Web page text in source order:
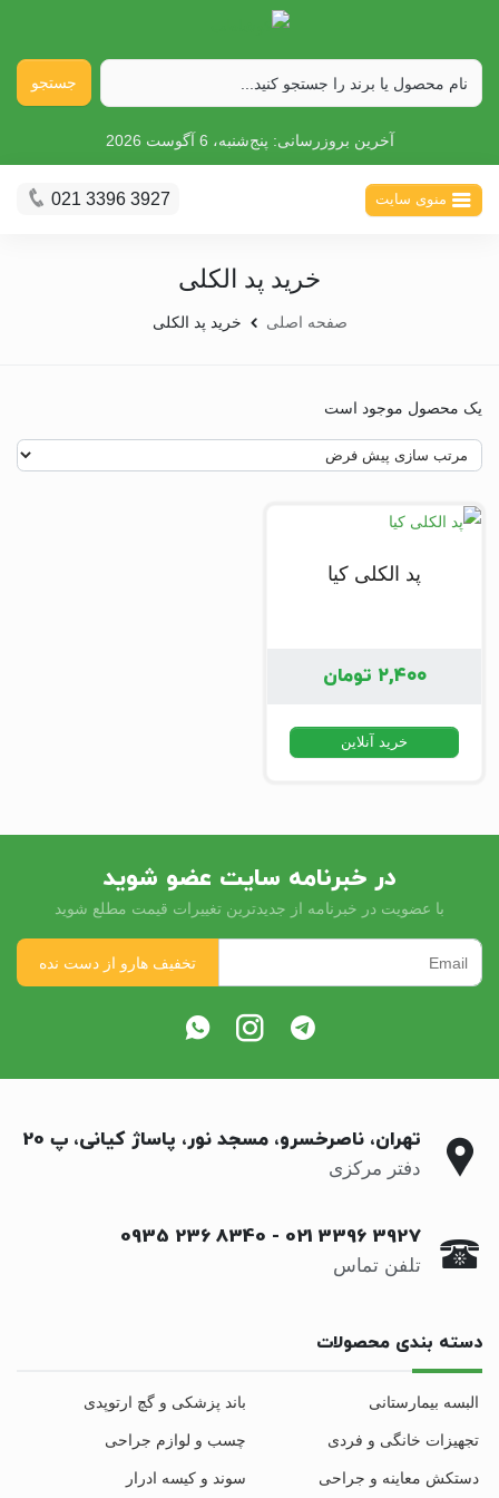
جستجو
آخرین بروزرسانی: پنج‌شنبه، 6 آگوست 2026
منوی سایت 021 3396 3927
خرید پد الکلی
صفحه اصلی خرید پد الکلی
یک محصول موجود است
پد الکلی کیا
۲,۴۰۰ تومان
خرید آنلاین
در خبرنامه سایت عضو شوید
با عضویت در خبرنامه از جدیدترین تغییرات قیمت مطلع شوید
تهران، ناصرخسرو، مسجد نور، پاساژ کیانی، پ 20
دفتر مرکزی
021 3396 3927
-
0935 236 8340
تلفن تماس
دسته بندی محصولات
البسه بیمارستانی باند پزشکی و گچ ارتوپدی
تجهیزات خانگی و فردی چسب و لوازم جراحی
دستکش معاینه و جراحی سوند و کیسه ادرار